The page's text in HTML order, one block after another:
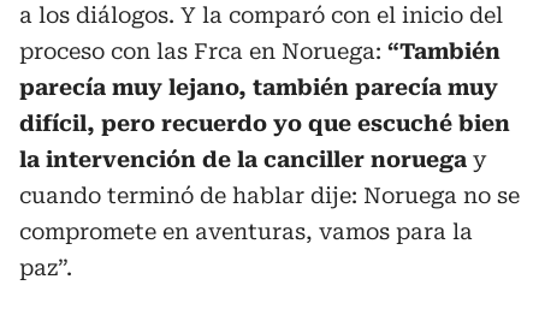
a los diálogos. Y la comparó con el inicio del
proceso con las Frca en Noruega: “También
parecía muy lejano, también parecía muy
difícil, pero recuerdo yo que escuché bien
la intervención de la canciller noruega y
cuando terminó de hablar dije: Noruega no se
compromete en aventuras, vamos para la
paz”.